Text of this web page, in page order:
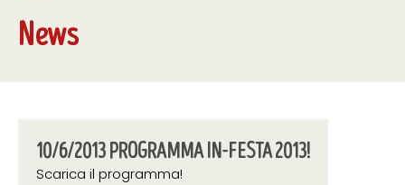
News
10/6/2013 PROGRAMMA IN-FESTA 2013!
Scarica il programma!